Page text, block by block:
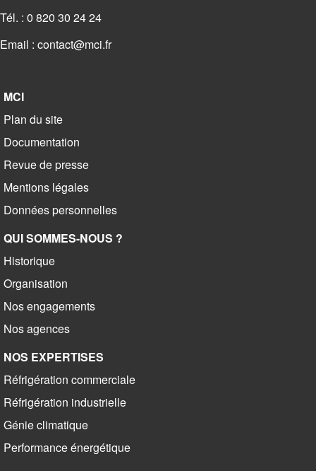
Tél. : 0 820 30 24 24
Email : contact@mci.fr
MCI
Plan du site
Documentation
Revue de presse
Mentions légales
Données personnelles
QUI SOMMES-NOUS ?
Historique
Organisation
Nos engagements
Nos agences
NOS EXPERTISES
Réfrigération commerciale
Réfrigération industrielle
Génie climatique
Performance énergétique